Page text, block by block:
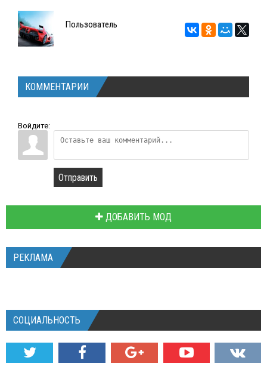
Пользователь
КОММЕНТАРИИ
Войдите:
Отправить
ДОБАВИТЬ МОД
РЕКЛАМА
СОЦИАЛЬНОСТЬ